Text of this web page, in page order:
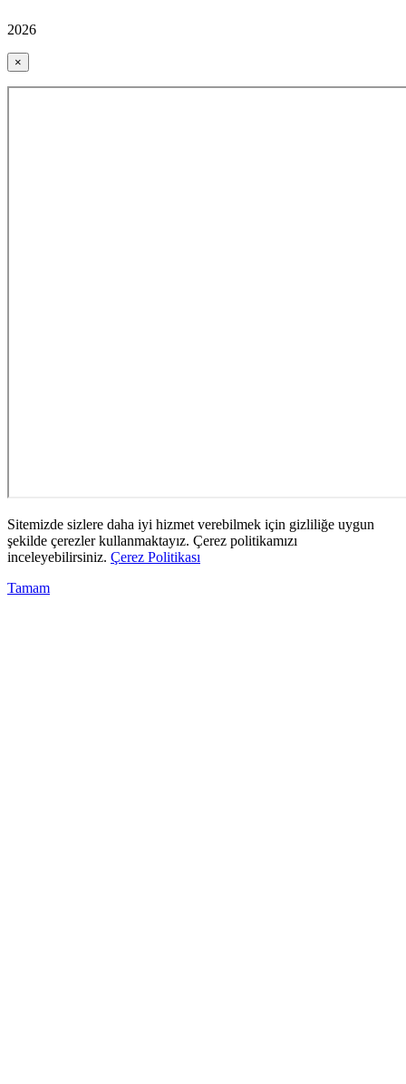
2026
×
Sitemizde sizlere daha iyi hizmet verebilmek için gizliliğe uygun
şekilde çerezler kullanmaktayız. Çerez politikamızı
inceleyebilirsiniz. Çerez Politikası
Tamam